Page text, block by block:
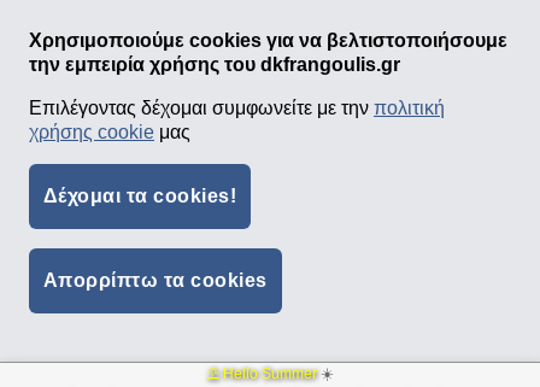
Χρησιμοποιούμε cookies για να βελτιστοποιήσουμε
την εμπειρία χρήσης του dkfrangoulis.gr
Επιλέγοντας δέχομαι συμφωνείτε με την πολιτική
χρήσης cookie μας
Δέχομαι τα cookies!
Απορρίπτω τα cookies
⛱ Hello Summer ☀️